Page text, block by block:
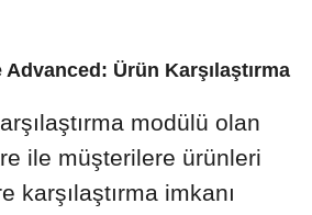
Ürün Karşılaştırma
modülü olan
ile müşterilere ürünleri
karşılaştırma imkanı